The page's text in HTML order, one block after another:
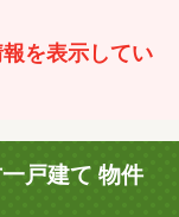
を表示してい
戸建て 物件